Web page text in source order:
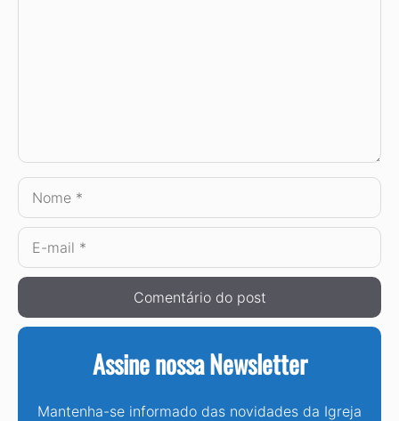
Nome
E-
mail
Assine nossa Newsletter
Mantenha-se informado das novidades da Igreja